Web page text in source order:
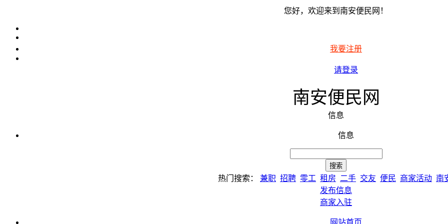
您好，欢迎来到南安便民网！
我要注册
请登录
南安便民网
信息
信息
热门搜索： 兼职 招聘 零工 租房 二手 交友 便民 商家活动 南
发布信息
商家入驻
网站首页